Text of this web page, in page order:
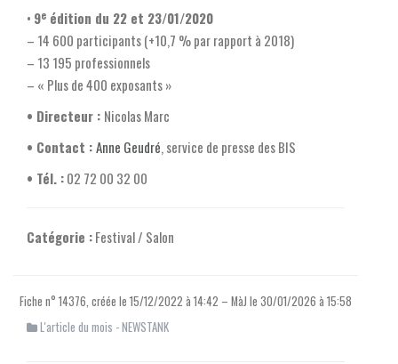
• 9e édition du 22 et 23/01/2020
– 14 600 participants (+10,7 % par rapport à 2018)
– 13 195 professionnels
– « Plus de 400 exposants »
• Directeur : Nicolas Marc
• Contact :Anne Geudré, service de presse des BIS
• Tél. :02 72 00 32 00
Catégorie :Festival / Salon
Fiche n° 14376, créée le 15/12/2022 à 14:42 – MàJ le 30/01/2026 à 15:58
L'article du mois - NEWSTANK